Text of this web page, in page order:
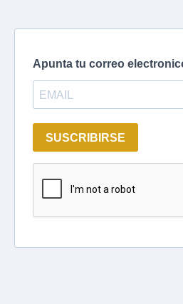
Apunta tu correo
SUSCRIBIRSE